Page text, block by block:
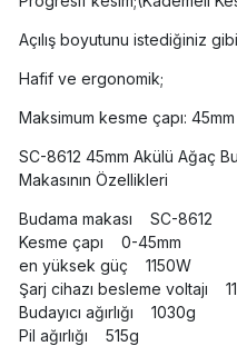
Açılış boyutunu istediğiniz
Hafif ve ergonomik;
Maksimum kesme çapı: 45mm
SC-8612 45mm Akülü Ağaç
Makasının Özellikleri
Budama makası SC-8612
Kesme çapı 0-45mm
en yüksek güç 1150W
Şarj cihazı besleme voltajı
Budayıcı ağırlığı 1030g
Pil ağırlığı 515g